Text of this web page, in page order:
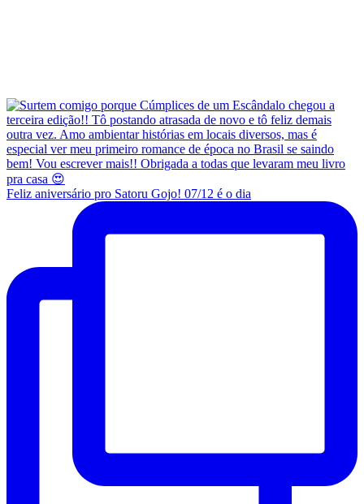
Feliz aniversário pro Satoru Gojo! 07/12 é o dia